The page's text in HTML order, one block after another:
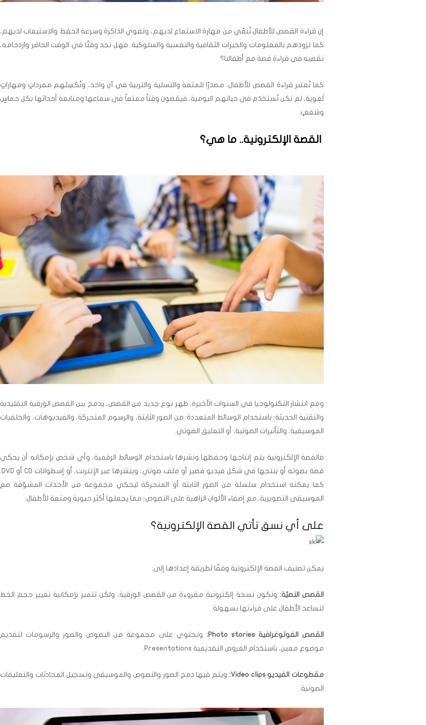
إن قراءة القصص للأطفال تُنمّي من مهارة الاستماع لديهم، وتقوي الذاكرة وسرعة الحفظ والاستيعاب لديهم،
كما تزودهم بالمعلومات والخبرات الثقافية والنفسية والسلوكية. فهل نجد وقتًا في الوقت الحاضر وازدحامه،
نقضيه في قراءة قصة مع أطفالنا؟
كما تُعتبر قراءة القصص للأطفال، مصدرًا للمتعة والتسلية والتربية في آن واحد، وتُكسِبُهم مفرداتٍ ومهاراتٍ
لُغوية، لم تكن تُستخدَم في حياتهم اليومية، فيقضون وقتاً ممتعاً في سماعها ومتابعة أحداثها بكل حماسٍ
وشغفٍ.
القصة الإلكترونية.. ما هي؟
ومع انتشار التكنولوجيا في السنوات الأخيرة، ظهر نوع جديد من القصص، يدمج بين القصص الورقية التقليدية
والتقنية الحديثة؛ باستخدام الوسائط المتعددة: من الصور الثابتة، والرسوم المتحركة، والفيديوهات، والخلفيات
الموسيقية، والتأثيرات الصوتية، أو التعليق الصوتي.
فالقصة الإلكترونية يتم إنتاجها وحفظها ونشرها باستخدام الوسائط الرقمية، وأي شخص بإمكانه أن يحكي
كما يمكنه استخدام سلسلة من الصور الثابتة أو المتحركة ليحكي مجموعة من الأحداث المشوّقة مع
الموسيقى التصويرية، مع إضفاء الألوان الزاهية على النصوص؛ مما يجعلها أكثر حيوية ومتعة للأطفال.
على أي نسق تأتي القصة الإلكترونية؟
يمكن تصنيف القصة الإلكترونية وفقًا لطريقة إعدادها إلى:
القصص النصيّة: وتكون نسخة إلكترونية مقروءة من القصص الورقية، ولكن تتميز بإمكانية تغيير حجم الخط
لتساعد الأطفال على قراءتها بسهولة.
القصص الفوتوغرافية Photo stories:
وتحتوي على مجموعة من النصوص والصور والرسومات لتقديم
موضوع معين، باستخدام العروض التقديمية Presentations.
مقطوعات الفيديو Video clips:
ويتم فيها دمج الصور والنصوص والموسيقى وتسجيل المحادثات والتعليقات
الصوتية.